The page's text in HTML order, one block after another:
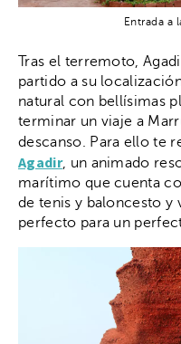
Entrada a
Tras el terremoto,
partido a su
natural con bellísimas
terminar un viaje a
descanso. Para ello te
Agadir, un animado
marítimo que cuenta
de tenis y baloncesto y
perfecto para un